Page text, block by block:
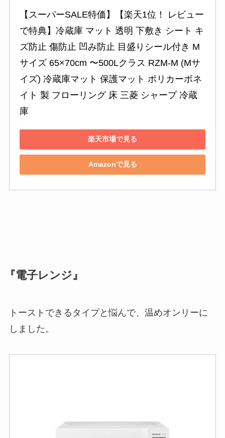
【スーパーSALE特価】【楽天1位！ レビュー
で特典】冷蔵庫 マット 透明 下敷き シート キ
ズ防止 傷防止 凹み防止 目盛りシール付き M
サイズ 65×70cm 〜500Lクラス RZM-M (Mサ
イズ) 冷蔵庫マット 保護マット ポリカーボネ
イト 製 フローリング 床 三菱 シャープ 冷蔵
庫
楽天市場で見る
Amazonで見る
『電子レンジ』
トーストできるタイプと悩んで、温めオンリーに
しました。